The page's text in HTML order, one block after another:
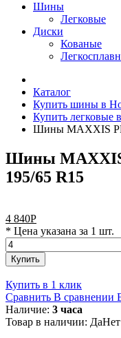
Шины
Легковые
Диски
Кованые
Каталог
Купить шины в
Купить легковые
Шины MAXXIS
Шины
195/65 R15
4 840Р
* Цена указана за 1 шт.
Купить
Купить в 1 клик
Сравнить В сравнении
Наличие: 3 часа
Товар в наличии: ДаНет